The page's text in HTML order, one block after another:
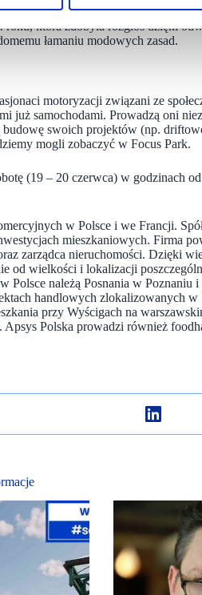
która zdobyła rozgłos dzięki
łamaniu modowych zasad.
motoryzacji związani ze
już samochodami. Prowadzą oni
swoich projektów (np.
mogli zobaczyć w Focus Park.
(19 – 20 czerwca) w godzinach
w Polsce i we Francji.
mieszkaniowych. Firma
zarządca nieruchomości. Dzięki
od wielkości i lokalizacji
należą Posnania w Poznaniu
handlowych zlokalizowanych w
przy Wyścigach na
Polska prowadzi również